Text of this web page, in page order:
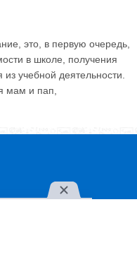
это, в первую очередь,
в школе, получения
учебной деятельности.
мам и пап,